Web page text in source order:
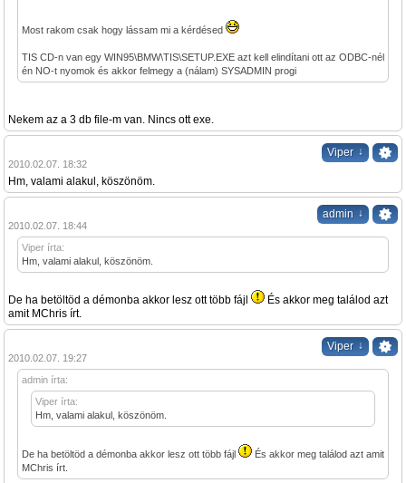
Most rakom csak hogy lássam mi a kérdésed
TIS CD-n van egy WIN95\BMW\TIS\SETUP.EXE azt kell elindítani ott az ODBC-nél
én NO-t nyomok és akkor felmegy a (nálam) SYSADMIN progi
Nekem az a 3 db file-m van. Nincs ott exe.
Viper ↓
2010.02.07. 18:32
Hm, valami alakul, köszönöm.
admin ↓
2010.02.07. 18:44
Viper írta:
Hm, valami alakul, köszönöm.
De ha betöltöd a démonba akkor lesz ott több fájl
És akkor meg találod azt
amit MChris írt.
Viper ↓
2010.02.07. 19:27
admin írta:
Viper írta:
Hm, valami alakul, köszönöm.
De ha betöltöd a démonba akkor lesz ott több fájl
És akkor meg találod azt amit
MChris írt.